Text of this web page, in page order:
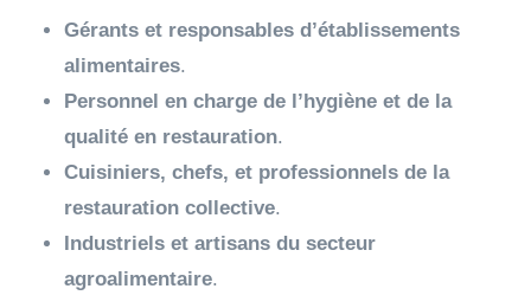
Gérants et responsables d’établissements
alimentaires.
Personnel en charge de l’hygiène et de la
qualité en restauration.
Cuisiniers, chefs, et professionnels de la
restauration collective.
Industriels et artisans du secteur
agroalimentaire.